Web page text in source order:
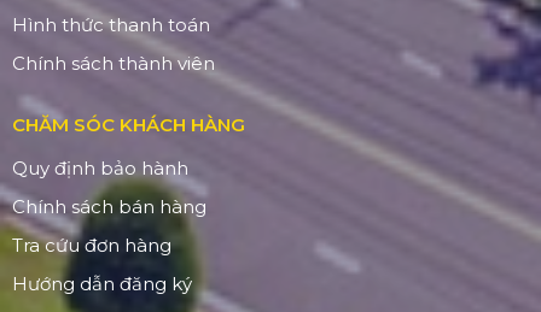
Hình thức thanh toán
Chính sách thành viên
CHĂM SÓC KHÁCH HÀNG
Quy định bảo hành
Chính sách bán hàng
Tra cứu đơn hàng
Hướng dẫn đăng ký